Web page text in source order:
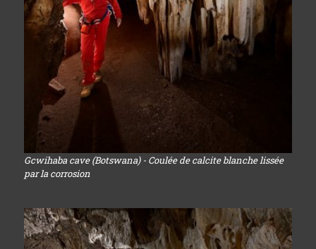
Gcwihaba cave (Botswana) - Coulée de calcite blanche lissée
par la corrosion